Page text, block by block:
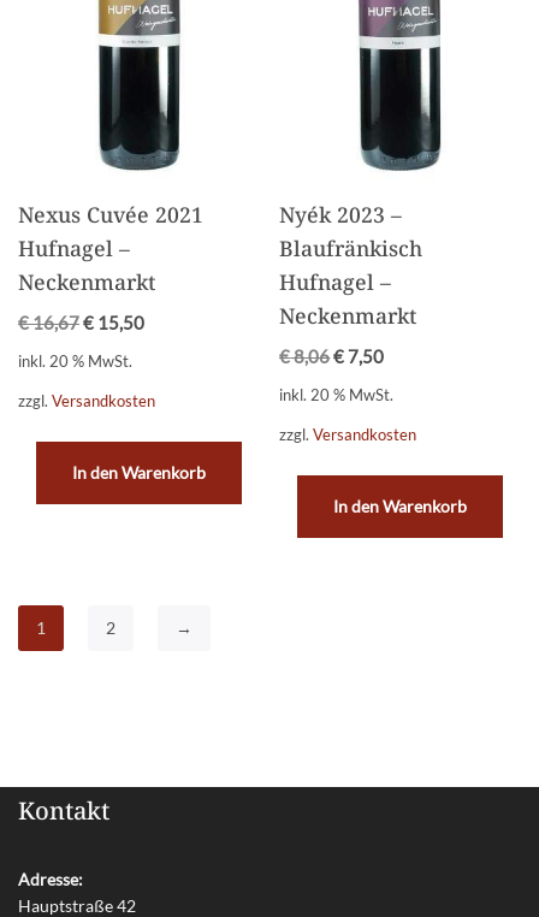
Nexus Cuvée 2021
Hufnagel –
Neckenmarkt
€16,67€ 15,50
inkl. 20 % MwSt.
zzgl. Versandkosten
In den Warenkorb
Nyék 2023 –
Blaufränkisch
Hufnagel –
Neckenmarkt
€8,06€ 7,50
inkl. 20 % MwSt.
zzgl.Versandkosten
In den Warenkorb
1 2 →
Kontakt
Adresse:
Hauptstraße 42